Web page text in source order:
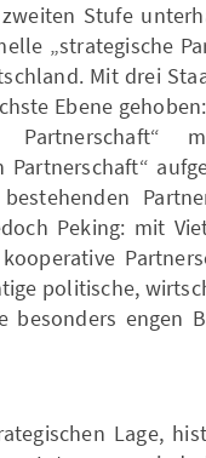
Stufe
„strategische
Mit drei
Ebene
Partnerschaft“
Peking: mit
politische,
besonders engen
Lage,